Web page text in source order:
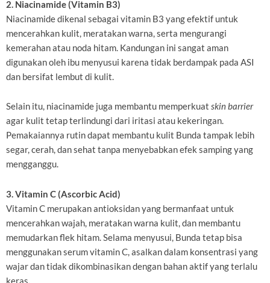
2. Niacinamide (Vitamin B3)
Niacinamide dikenal sebagai vitamin B3 yang efektif untuk
mencerahkan kulit, meratakan warna, serta mengurangi
kemerahan atau noda hitam. Kandungan ini sangat aman
digunakan oleh ibu menyusui karena tidak berdampak pada ASI
dan bersifat lembut di kulit.
Selain itu, niacinamide juga membantu memperkuat skin barrier
agar kulit tetap terlindungi dari iritasi atau kekeringan.
Pemakaiannya rutin dapat membantu kulit Bunda tampak lebih
segar, cerah, dan sehat tanpa menyebabkan efek samping yang
mengganggu.
3. Vitamin C (Ascorbic Acid)
Vitamin C merupakan antioksidan yang bermanfaat untuk
mencerahkan wajah, meratakan warna kulit, dan membantu
memudarkan flek hitam. Selama menyusui, Bunda tetap bisa
menggunakan serum vitamin C, asalkan dalam konsentrasi yang
wajar dan tidak dikombinasikan dengan bahan aktif yang terlalu
keras.